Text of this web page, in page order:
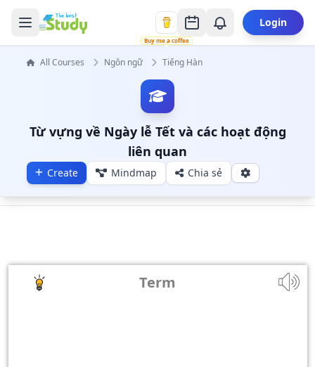
Buy me a coffee
Login
All Courses Ngôn ngữ Tiếng Hàn
Từ vựng về Ngày lễ Tết và các hoạt động
liên quan
Create Mindmap Chia sẻ
Term